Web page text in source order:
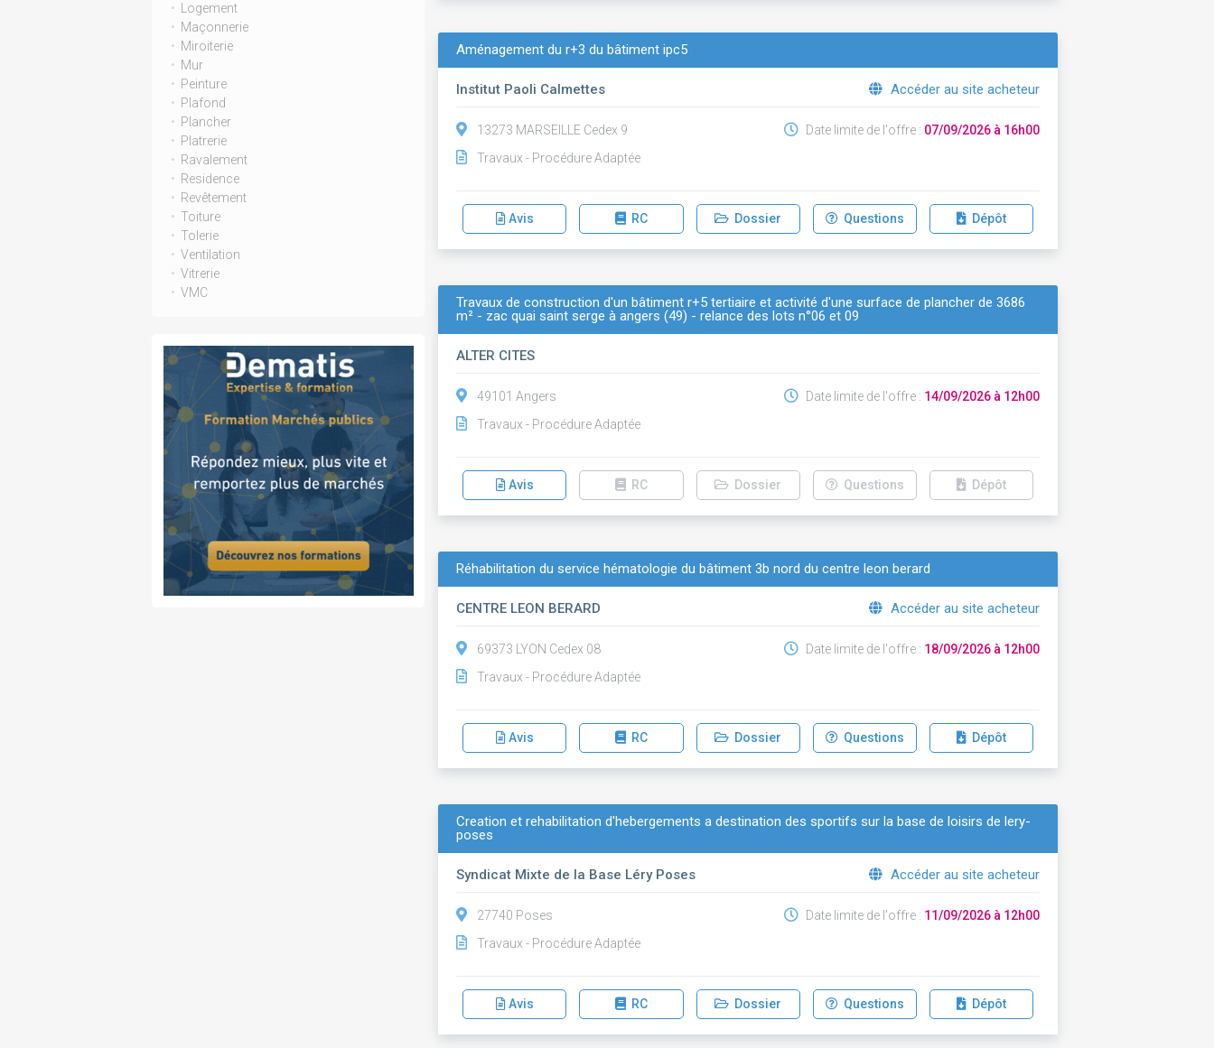
Logement
Maçonnerie
Miroiterie
Mur
Peinture
Plafond
Plancher
Platrerie
Ravalement
Residence
Revêtement
Toiture
Tolerie
Ventilation
Vitrerie
VMC
Aménagement du r+3 du bâtiment ipc5
Institut Paoli Calmettes Accéder au site acheteur
13273 MARSEILLE Cedex 9
Travaux - Procédure Adaptée
Date limite de l'offre : 07/09/2026 à 16h00
Avis RC Dossier Questions Dépôt
Travaux de construction d'un bâtiment r+5 tertiaire et activité d'une surface de plancher de 3686
m² - zac quai saint serge à angers (49) - relance des lots n°06 et 09
ALTER CITES
49101 Angers
Travaux - Procédure Adaptée
Date limite de l'offre : 14/09/2026 à 12h00
Avis RC Dossier Questions Dépôt
Réhabilitation du service hématologie du bâtiment 3b nord du centre leon berard
CENTRE LEON BERARD Accéder au site acheteur
69373 LYON Cedex 08
Travaux - Procédure Adaptée
Date limite de l'offre : 18/09/2026 à 12h00
Avis RC Dossier Questions Dépôt
Creation et rehabilitation d'hebergements a destination des sportifs sur la base de loisirs de lery-
poses
Syndicat Mixte de la Base Léry Poses Accéder au site acheteur
27740 Poses
Travaux - Procédure Adaptée
Date limite de l'offre : 11/09/2026 à 12h00
Avis RC Dossier Questions Dépôt